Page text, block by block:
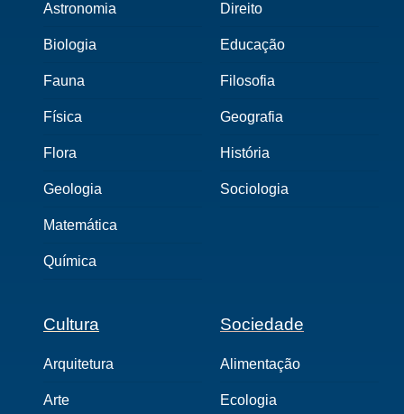
Astronomia
Biologia
Fauna
Física
Flora
Geologia
Matemática
Química
Direito
Educação
Filosofia
Geografia
História
Sociologia
Cultura
Arquitetura
Arte
Sociedade
Alimentação
Ecologia